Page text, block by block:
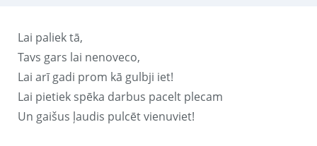
Lai paliek tā,
Tavs gars lai nenoveco,
Lai arī gadi prom kā gulbji iet!
Lai pietiek spēka darbus pacelt plecam
Un gaišus ļaudis pulcēt vienuviet!